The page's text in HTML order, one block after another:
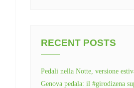
RECENT POSTS
Pedali nella Notte, versione
Genova pedala: il #girodizena